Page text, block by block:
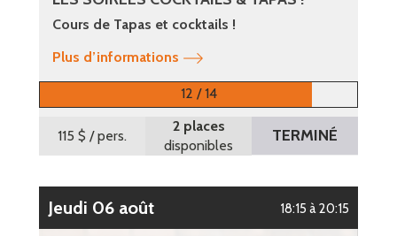
Cours de Tapas et cocktails !
Plus d’informations
12 / 14
115 $ / pers.
2 places
disponibles
TERMINÉ
jeudi 06 août 18:15 à 20:15